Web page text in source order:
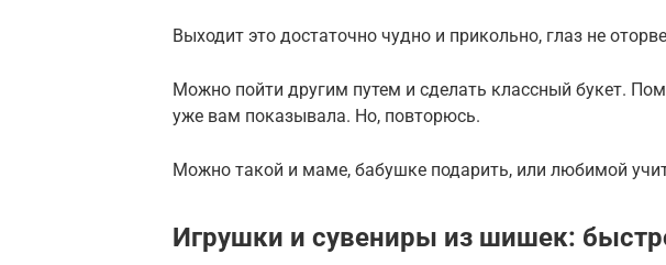
Выходит это достаточно чудно и прикольно, глаз не
Можно пойти другим путем и сделать классный букет.
уже вам показывала. Но, повторюсь.
Можно такой и маме, бабушке подарить, или любимой
Игрушки и сувениры из шишек: